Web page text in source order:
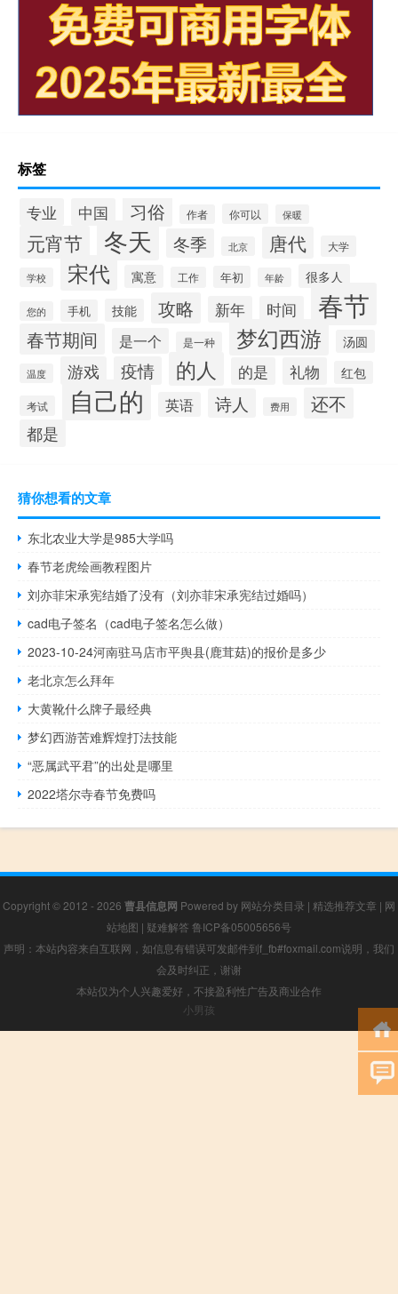
标签
专业 中国 习俗 作者 你可以 保暖
元宵节 冬天 冬季 北京 唐代 大学
学校 宋代 寓意 工作 年初 年龄 很多人
您的 手机 技能 攻略 新年 时间 春节
春节期间 是一个 是一种 梦幻西游 汤圆
温度 游戏 疫情 的人 的是 礼物 红包
考试 自己的 英语 诗人 费用 还不
都是
猜你想看的文章
东北农业大学是985大学吗
春节老虎绘画教程图片
刘亦菲宋承宪结婚了没有（刘亦菲宋承宪结过婚吗）
cad电子签名（cad电子签名怎么做）
2023-10-24河南驻马店市平舆县(鹿茸菇)的报价是多少
老北京怎么拜年
大黄靴什么牌子最经典
梦幻西游苦难辉煌打法技能
“恶属武平君”的出处是哪里
2022塔尔寺春节免费吗
Copyright © 2012 - 2026 曹县信息网 Powered by 网站分类目录 | 精选推荐文章 | 网
站地图 | 疑难解答 鲁ICP备05005656号
声明：本站内容来自互联网，如信息有错误可发邮件到f_fb#foxmail.com说明，我们
会及时纠正，谢谢
本站仅为个人兴趣爱好，不接盈利性广告及商业合作
小男孩